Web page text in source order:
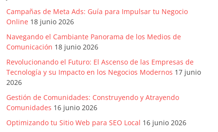
Campañas de Meta Ads: Guía para Impulsar tu Negocio
Online 18 junio 2026
Navegando el Cambiante Panorama de los Medios de
Comunicación 18 junio 2026
Revolucionando el Futuro: El Ascenso de las Empresas de
Tecnología y su Impacto en los Negocios Modernos 17 junio
2026
Gestión de Comunidades: Construyendo y Atrayendo
Comunidades 16 junio 2026
Optimizando tu Sitio Web para SEO Local 16 junio 2026